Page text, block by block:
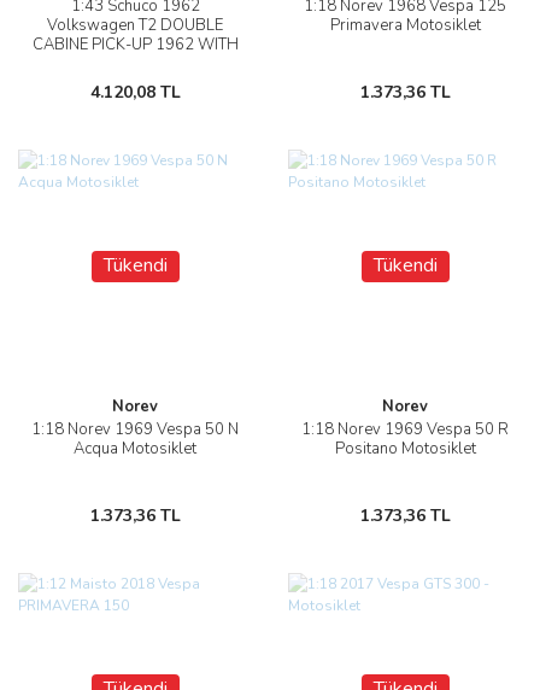
1:43 Schuco 1962
Volkswagen T2 DOUBLE
CABINE PICK-UP 1962 WITH
4.120,08 TL
1:18 Norev 1968 Vespa 125
Primavera Motosiklet
1.373,36 TL
Tükendi
Norev
1:18 Norev 1969 Vespa 50 N
Acqua Motosiklet
1.373,36 TL
Tükendi
Norev
1:18 Norev 1969 Vespa 50 R
Positano Motosiklet
1.373,36 TL